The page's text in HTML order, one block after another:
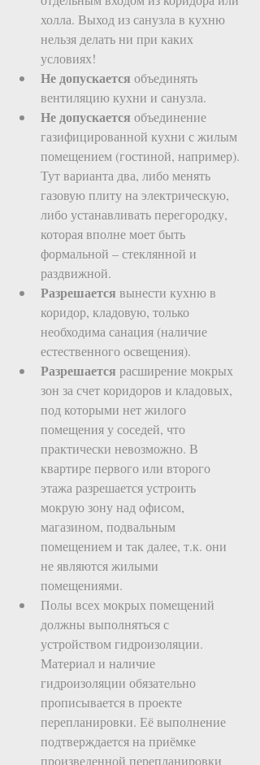
холла. Выход из санузла в кухню
нельзя делать ни при каких
условиях!
Не допускается объединять
вентиляцию кухни и санузла.
Не допускается объединение
газифицированной кухни с жилым
помещением (гостиной, например).
Тут варианта два, либо менять
газовую плиту на электрическую,
либо устанавливать перегородку,
которая вполне моет быть
формальной – стеклянной и
раздвижной.
Разрешается вынести кухню в
коридор, кладовую, только
необходима санация (наличие
естественного освещения).
Разрешается расширение мокрых
зон за счет коридоров и кладовых,
под которыми нет жилого
помещения у соседей, что
практически невозможно. В
квартире первого или второго
этажа разрешается устроить
мокрую зону над офисом,
магазином, подвальным
помещением и так далее, т.к. они
не являются жилыми
помещениями.
Полы всех мокрых помещений
должны выполняться с
устройством гидроизоляции.
Материал и наличие
гидроизоляции обязательно
прописывается в проекте
перепланировки. Её выполнение
подтверждается на приёмке
произведенной перепланировки